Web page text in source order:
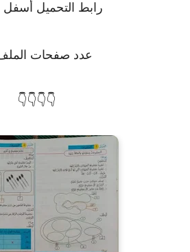
رابط التحميل أسفل
عدد صفحات الملف
👇👇👇👇